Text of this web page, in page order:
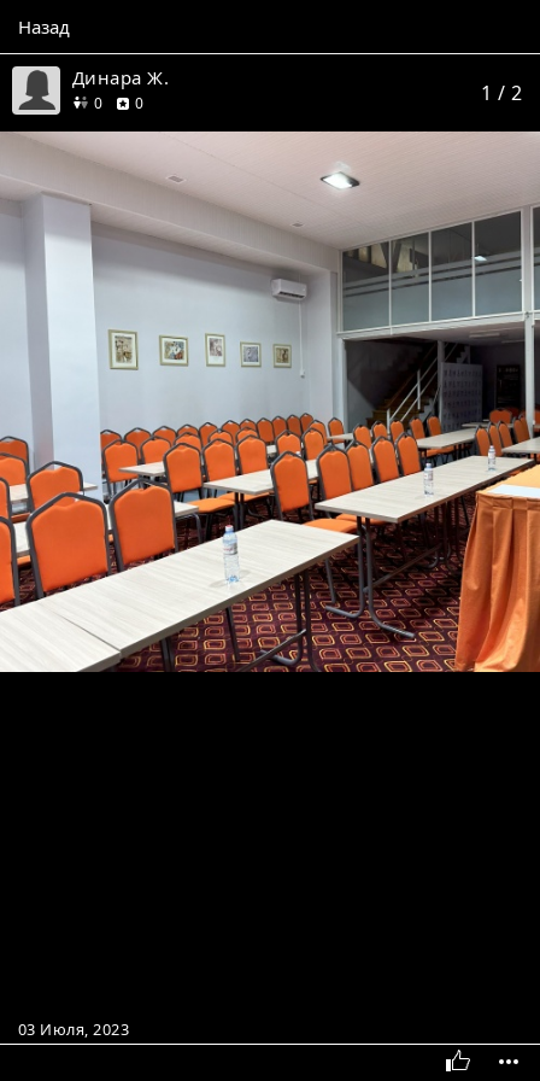
Назад
Динара Ж.
0друзей
0отзывов 1 / 2
03 Июля, 2023